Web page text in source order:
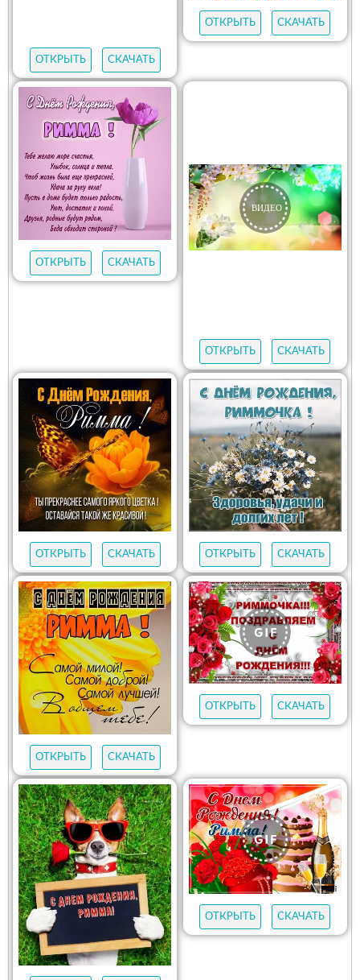
ОТКРЫТЬ СКАЧАТЬ
ОТКРЫТЬ СКАЧАТЬ
ОТКРЫТЬ СКАЧАТЬ
ОТКРЫТЬ СКАЧАТЬ
ОТКРЫТЬ СКАЧАТЬ ОТКРЫТЬ СКАЧАТЬ
ОТКРЫТЬ СКАЧАТЬ
ОТКРЫТЬ СКАЧАТЬ
ОТКРЫТЬ СКАЧАТЬ